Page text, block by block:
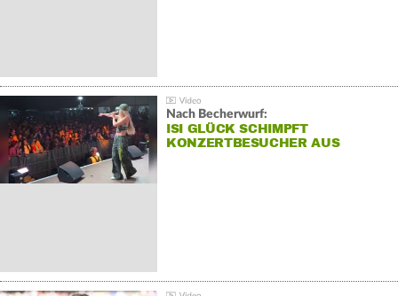
Nach Becherwurf:
ISI GLÜCK SCHIMPFT
KONZERTBESUCHER AUS